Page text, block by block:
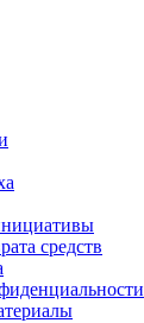
средств